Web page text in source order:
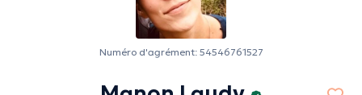
Numéro d'agrément: 54546761527